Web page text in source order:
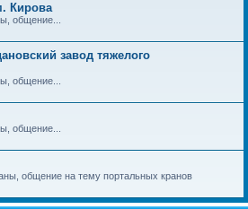
Кирова
общение...
завод тяжелого
общение...
общение...
общение на тему портальных кранов